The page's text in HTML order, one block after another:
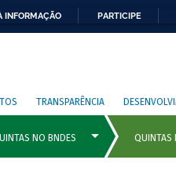
INFORMAÇÃO PARTICIPE
TRANSPARÊNCIA